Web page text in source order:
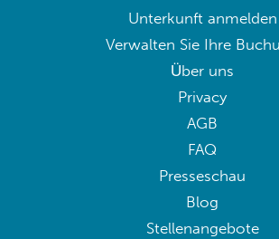
Unterkunft anmelden
Verwalten Sie Ihre
Über uns
Privacy
AGB
FAQ
Presseschau
Blog
Stellenangebote